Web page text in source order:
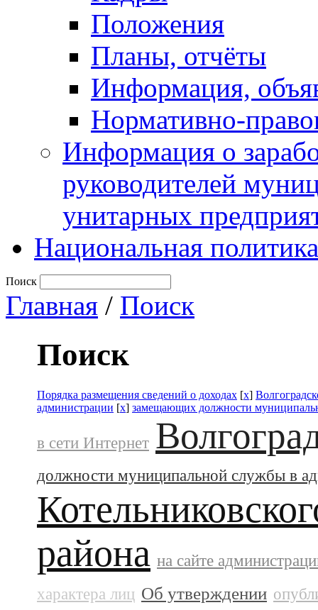
Положения
Планы, отчёты
Информация,
Нормативно-
Информация о
руководителей
унитарных
Национальная политика
Поиск
Главная / Поиск
Поиск
Порядка размещения сведений о доходах [x]
администрации [x] замещающих должности
в сети Интернет
должности муниципальной службы в
района на сайте
характера лиц Об утверждении